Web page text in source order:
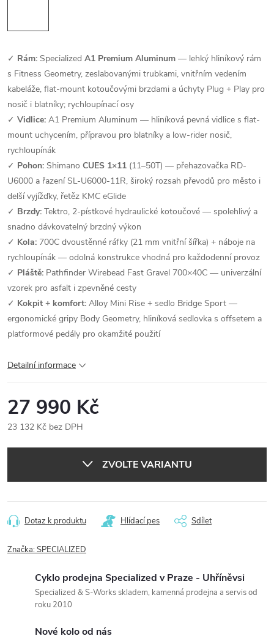
✓ Rám: Specialized A1 Premium Aluminum — lehký hliníkový rám
s Fitness Geometry, zeslabovanými trubkami, vnitřním vedením
kabeláže, flat-mount kotoučovými brzdami a úchyty Plug + Play pro
nosič i blatníky; rychloupínací osy
✓ Vidlice: A1 Premium Aluminum — hliníková pevná vidlice s flat-
mount uchycením, přípravou pro blatníky a low-rider nosič,
rychloupínák
✓ Pohon: Shimano CUES 1×11 (11–50T) — přehazovačka RD-
U6000 a řazení SL-U6000-11R, široký rozsah převodů pro město i
delší vyjížďky, řetěz KMC eGlide
✓ Brzdy: Tektro, 2-pístkové hydraulické kotoučové — spolehlivý a
snadno dávkovatelný brzdný výkon
✓ Kola: 700C dvoustěnné ráfky (21 mm vnitřní šířka) + náboje na
rychloupínák — odolná konstrukce vhodná pro každodenní provoz
✓ Pláště: Pathfinder Wirebead Fast Gravel 700×40C — univerzální
vzorek pro asfalt i zpevněné cesty
✓ Kokpit + komfort: Alloy Mini Rise + sedlo Bridge Sport —
ergonomické gripy Body Geometry, hliníková sedlovka s offsetem a
platformové pedály pro okamžité použití
Detailní informace
27 990 Kč
23 132 Kč bez DPH
ZVOLTE VARIANTU
Dotaz k produktu Hlídací pes Sdílet
Značka:SPECIALIZED
Cyklo prodejna Specialized v Praze - Uhříněvsi
Specialized & S-Works skladem, kamenná prodejna a servis od
roku 2010
Nové kolo od nás